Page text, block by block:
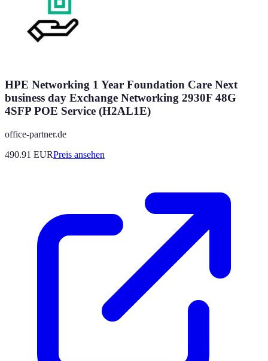
HPE Networking 1 Year Foundation Care Next
business day Exchange Networking 2930F 48G
4SFP POE Service (H2AL1E)
office-partner.de
490.91 EURPreis ansehen